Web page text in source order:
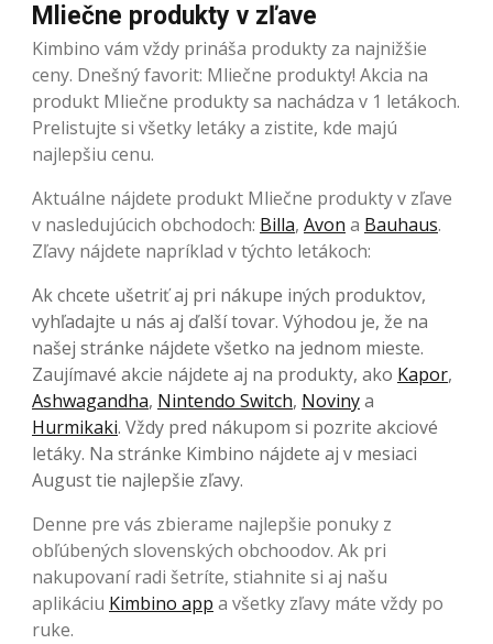
Mliečne produkty v zľave
Kimbino vám vždy prináša produkty za najnižšie
ceny. Dnešný favorit: Mliečne produkty! Akcia na
produkt Mliečne produkty sa nachádza v 1 letákoch.
Prelistujte si všetky letáky a zistite, kde majú
najlepšiu cenu.
Aktuálne nájdete produkt Mliečne produkty v zľave
v nasledujúcich obchodoch: Billa, Avon a Bauhaus.
Zľavy nájdete napríklad v týchto letákoch:
Ak chcete ušetriť aj pri nákupe iných produktov,
vyhľadajte u nás aj ďalší tovar. Výhodou je, že na
našej stránke nájdete všetko na jednom mieste.
Zaujímavé akcie nájdete aj na produkty, ako Kapor,
Ashwagandha, Nintendo Switch, Novinya
Hurmikaki. Vždy pred nákupom si pozrite akciové
letáky. Na stránke Kimbino nájdete aj v mesiaci
August tie najlepšie zľavy.
Denne pre vás zbierame najlepšie ponuky z
obľúbených slovenských obchoodov. Ak pri
nakupovaní radi šetríte, stiahnite si aj našu
aplikáciu Kimbino app a všetky zľavy máte vždy po
ruke.